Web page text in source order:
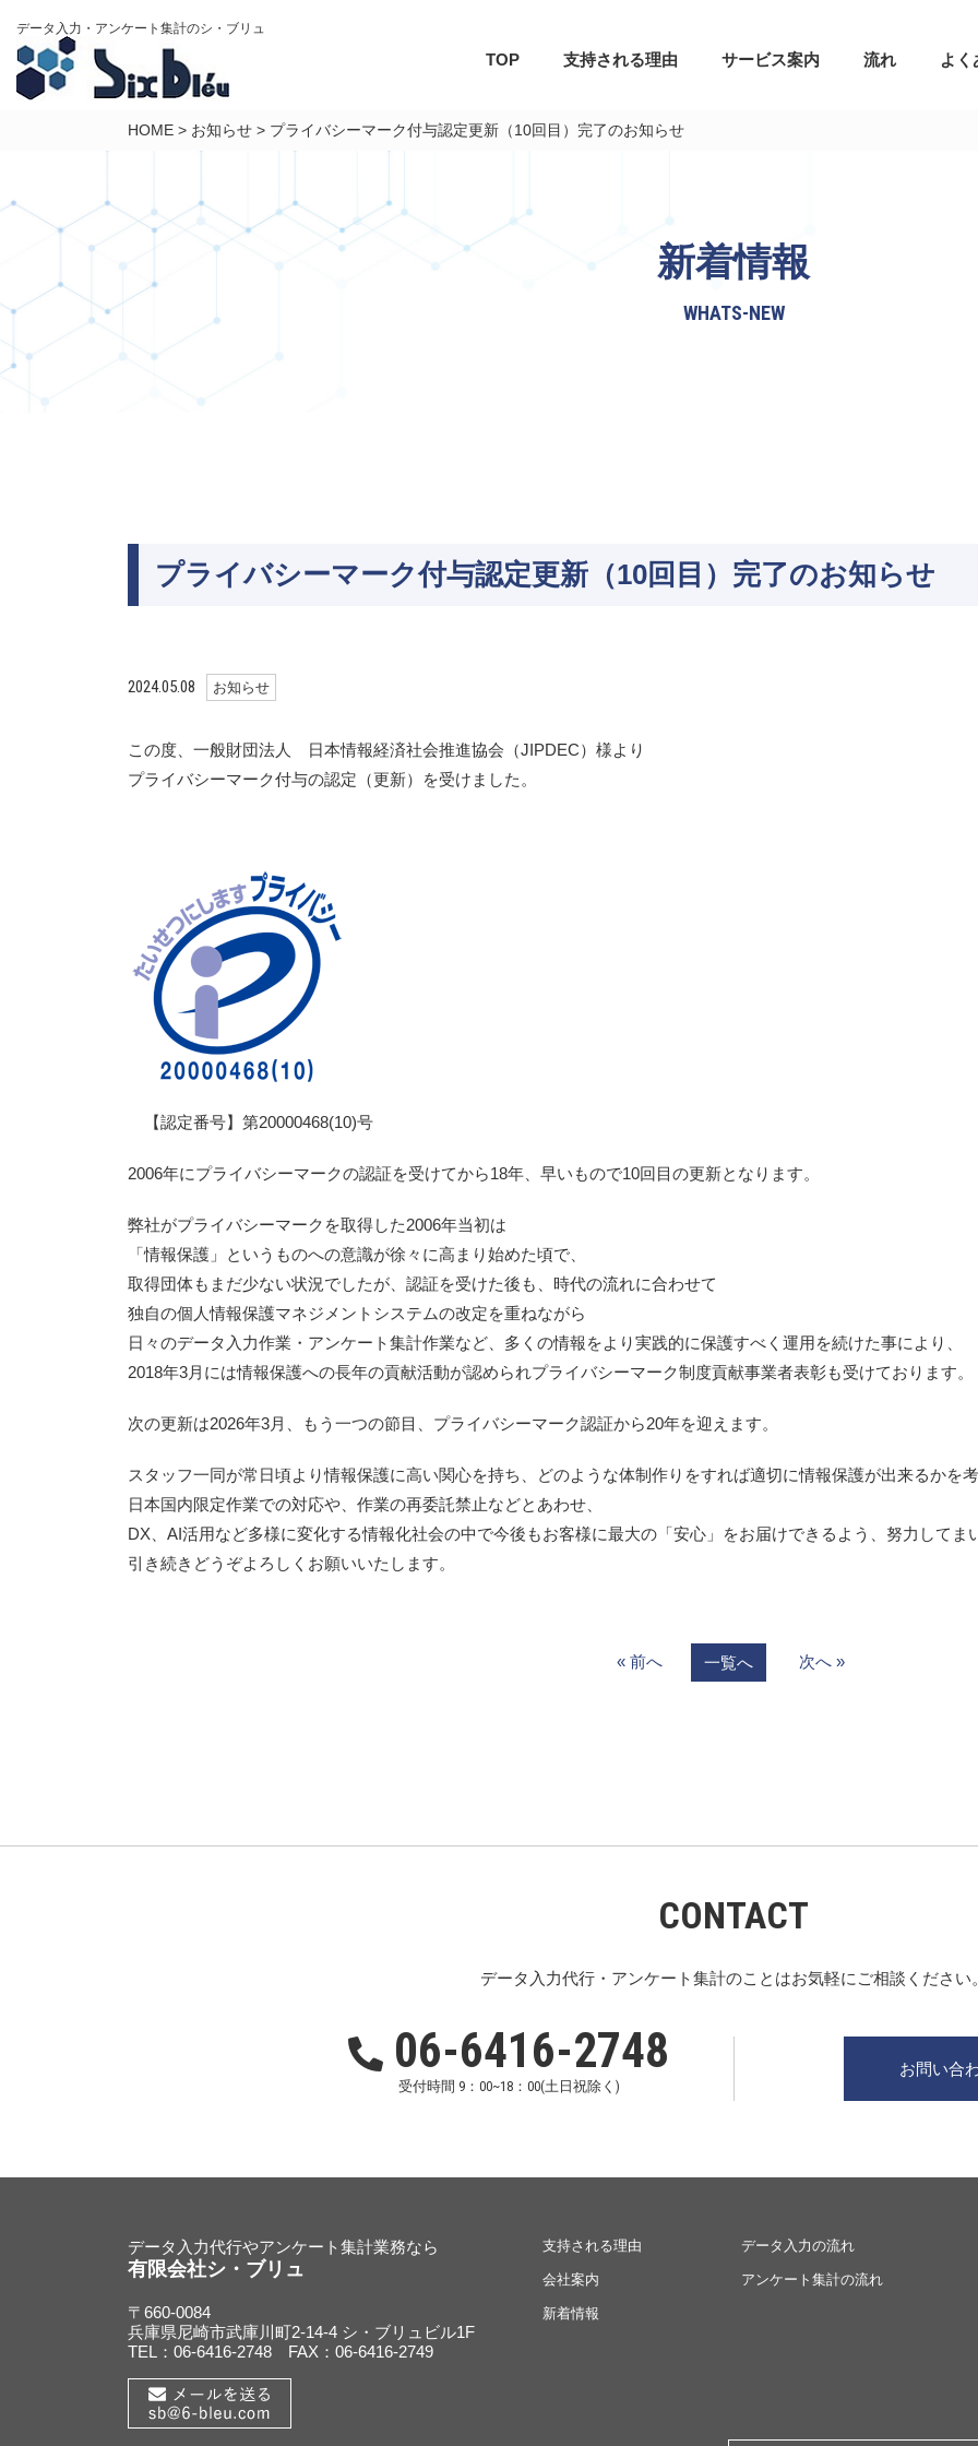
データ入力・アンケート集計のシ・ブリュ
TOP 支持される理由 サービス案内 流れ よく
HOME > お知らせ > プライバシーマーク付与認定更新（10回目）完了のお知らせ
新着情報
WHATS-NEW
プライバシーマーク付与認定更新（10回目）完了のお知らせ
2024.05.08 お知らせ
この度、一般財団法人 日本情報経済社会推進協会（JIPDEC）様より
プライバシーマーク付与の認定（更新）を受けました。
【認定番号】第20000468(10)号
2006年にプライバシーマークの認証を受けてから18年、早いもので10回目の更新となります。
弊社がプライバシーマークを取得した2006年当初は
「情報保護」というものへの意識が徐々に高まり始めた頃で、
取得団体もまだ少ない状況でしたが、認証を受けた後も、時代の流れに合わせて
独自の個人情報保護マネジメントシステムの改定を重ねながら
日々のデータ入力作業・アンケート集計作業など、多くの情報をより実践的に保護すべく運用を続けた事により、
2018年3月には情報保護への長年の貢献活動が認められプライバシーマーク制度貢献事業者表彰も受けております。
次の更新は2026年3月、もう一つの節目、プライバシーマーク認証から20年を迎えます。
スタッフ一同が常日頃より情報保護に高い関心を持ち、どのような体制作りをすれば適切に情報保護が出来るかを考
日本国内限定作業での対応や、作業の再委託禁止などとあわせ、
DX、AI活用など多様に変化する情報化社会の中で今後もお客様に最大の「安心」をお届けできるよう、努力してま
引き続きどうぞよろしくお願いいたします。
« 前へ 一覧へ 次へ »
CONTACT
データ入力代行・アンケート集計のことはお気軽にご相談ください。
06-6416-2748
受付時間 9：00~18：00(土日祝除く)
お問い合
データ入力代行やアンケート集計業務なら
有限会社シ・ブリュ
〒660-0084
兵庫県尼崎市武庫川町2-14-4 シ・ブリュビル1F
TEL：06-6416-2748 FAX：06-6416-2749
支持される理由
会社案内
新着情報
データ入力の流れ
アンケート集計の流れ